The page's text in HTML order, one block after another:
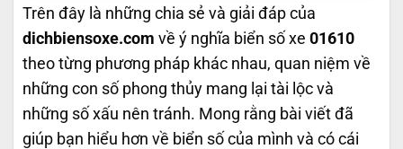
Trên đây là những chia sẻ và giải đáp của
dichbiensoxe.com về ý nghĩa biển số xe 01610
theo từng phương pháp khác nhau, quan niệm về
những con số phong thủy mang lại tài lộc và
những số xấu nên tránh. Mong rằng bài viết đã
giúp bạn hiểu hơn về biển số của mình và có cái